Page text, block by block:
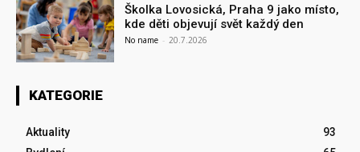
Školka Lovosická, Praha 9 jako místo,
kde děti objevují svět každý den
No name - 20.7.2026
KATEGORIE
Aktuality
93